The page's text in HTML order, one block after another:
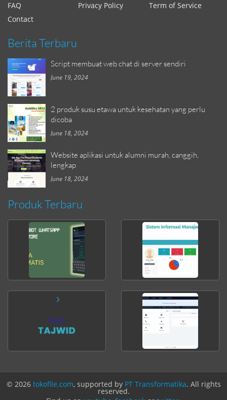
FAQ
Privacy Policy
Term of Service
Contact
Berita Terbaru
Script membuat web chat di server sendiri
June 19, 2024
2 produk susu etawa untuk kesehatan yang perlu
dicoba
June 18, 2024
Website aplikasi untuk alumni murah, canggih,
lengkap
June 18, 2024
Produk Terbaru
© 2026 tokofile.com, supported by PT Transformatika. All rights
reserved.